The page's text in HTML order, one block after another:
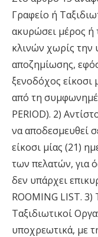
Γραφείο ή
ακυρώσει µέρος
κλινών χωρίς
αποζηµίωσης,
ξενοδόχος είκοσι
από τη
PERIOD). 2)
να αποδεσµευθεί
είκοσι µίας (21)
των πελατών, για
δεν υπάρχει
ROOMING LIST. 3)
Ταξιδιωτικοί
υποχρεωτικά, µε